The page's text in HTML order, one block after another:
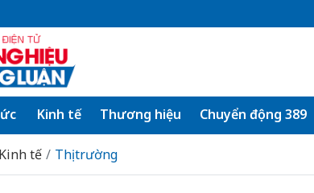
Kinh tế Thương hiệu Chuyển động 389
Kinh tế Thị trường